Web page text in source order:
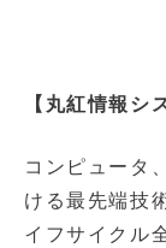
【丸紅情報シ
コンピュータ
ける最先端技
イフサイクル